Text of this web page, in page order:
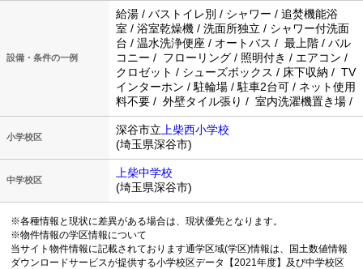
設備・条件の一例
給湯 / バストイレ別 / シャワー / 追焚機能浴
室 / 浴室乾燥機 / 洗面所独立 / シャワー付洗面
台 / 温水洗浄便座 / オートバス / 最上階 / バル
コニー / フローリング / 照明付き / エアコン /
クロゼット / シューズボックス / 床下収納 / TV
インターホン / 駐輪場 / 駐車2台可 / ネット使用
料不要 / 外壁タイル張り / 室内洗濯機置き場 /
小学校区
深谷市立 上柴西小学校
(埼玉県深谷市)
中学校区
上柴中学校
(埼玉県深谷市)
※各種情報と現状に差異がある場合は、現状優先となります。
※物件情報の学区情報について
当サイト物件情報に記載されております通学区域(学区)情報は、国土数値情報
ダウンロードサービスが提供する小学校区データ【2021年度】及び中学校区